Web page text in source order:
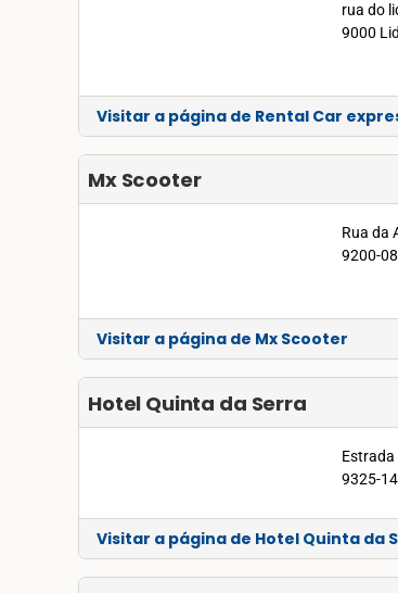
rua do
9000
Visitar a página de Rental Car
Mx Scooter
Rua da
9200-
Visitar a página de Mx Scooter
Hotel Quinta da Serra
Estrada
9325-
Visitar a página de Hotel Quinta da